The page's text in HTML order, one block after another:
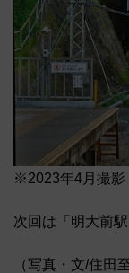
※2023年4月撮影
次回は「明大前
（写真・文/住田